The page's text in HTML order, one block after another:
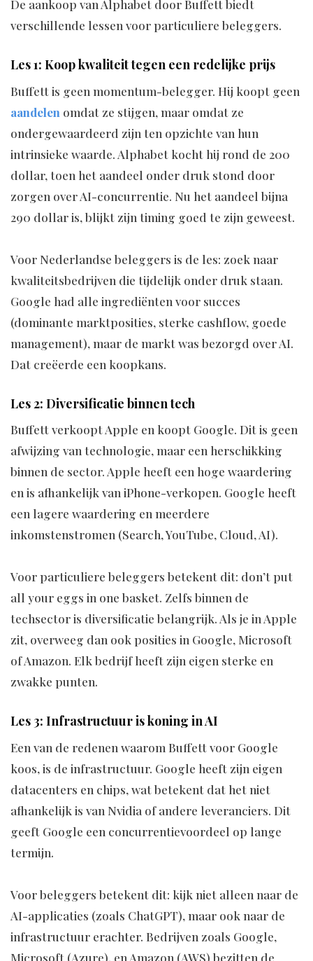
De aankoop van Alphabet door Buffett biedt
verschillende lessen voor particuliere beleggers.
Les 1: Koop kwaliteit tegen een redelijke prijs
Buffett is geen momentum-belegger. Hij koopt geen
aandelen omdat ze stijgen, maar omdat ze
ondergewaardeerd zijn ten opzichte van hun
intrinsieke waarde. Alphabet kocht hij rond de 200
dollar, toen het aandeel onder druk stond door
zorgen over AI-concurrentie. Nu het aandeel bijna
290 dollar is, blijkt zijn timing goed te zijn geweest.
Voor Nederlandse beleggers is de les: zoek naar
kwaliteitsbedrijven die tijdelijk onder druk staan.
Google had alle ingrediënten voor succes
(dominante marktposities, sterke cashflow, goede
management), maar de markt was bezorgd over AI.
Dat creëerde een koopkans.
Les 2: Diversificatie binnen tech
Buffett verkoopt Apple en koopt Google. Dit is geen
afwijzing van technologie, maar een herschikking
binnen de sector. Apple heeft een hoge waardering
en is afhankelijk van iPhone-verkopen. Google heeft
een lagere waardering en meerdere
inkomstenstromen (Search, YouTube, Cloud, AI).
Voor particuliere beleggers betekent dit: don’t put
all your eggs in one basket. Zelfs binnen de
techsector is diversificatie belangrijk. Als je in Apple
zit, overweeg dan ook posities in Google, Microsoft
of Amazon. Elk bedrijf heeft zijn eigen sterke en
zwakke punten.
Les 3: Infrastructuur is koning in AI
Een van de redenen waarom Buffett voor Google
koos, is de infrastructuur. Google heeft zijn eigen
datacenters en chips, wat betekent dat het niet
afhankelijk is van Nvidia of andere leveranciers. Dit
geeft Google een concurrentievoordeel op lange
termijn.
Voor beleggers betekent dit: kijk niet alleen naar de
AI-applicaties (zoals ChatGPT), maar ook naar de
infrastructuur erachter. Bedrijven zoals Google,
Microsoft (Azure), en Amazon (AWS) bezitten de